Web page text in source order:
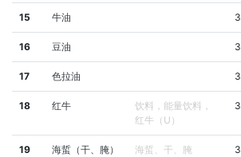
15 牛油 3
16 豆油 3
17 色拉油 3
18 红牛
饮料，能量饮料，
红牛（U）
3
19 海蜇（干、腌）
海蜇、干、腌
3